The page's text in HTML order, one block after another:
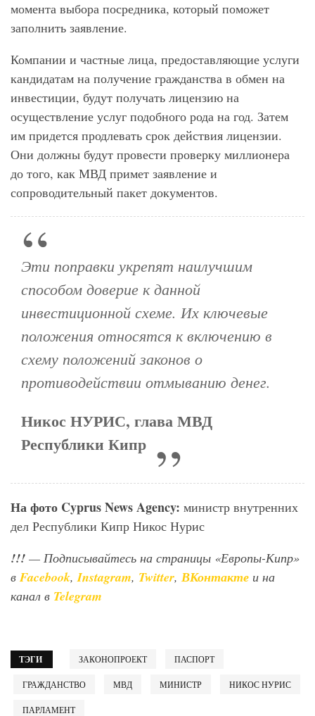
момента выбора посредника, который поможет
заполнить заявление.
Компании и частные лица, предоставляющие услуги
кандидатам на получение гражданства в обмен на
инвестиции, будут получать лицензию на
осуществление услуг подобного рода на год. Затем
им придется продлевать срок действия лицензии.
Они должны будут провести проверку миллионера
до того, как МВД примет заявление и
сопроводительный пакет документов.
Эти поправки укрепят наилучшим
способом доверие к данной
инвестиционной схеме. Их ключевые
положения относятся к включению в
схему положений законов о
противодействии отмыванию денег.
Никос НУРИС, глава МВД
Республики Кипр
На фото CyprusNewsAgency: министр внутренних
дел Республики Кипр Никос Нурис
!!! — Подписывайтесь на страницы «Европы-Кипр»
вFacebook,Instagram, Twitter, ВКонтакте и на
канал в Telegram
ТЭГИ ЗАКОНОПРОЕКТ ПАСПОРТ
ГРАЖДАНСТВО МВД МИНИСТР НИКОС НУРИС
ПАРЛАМЕНТ